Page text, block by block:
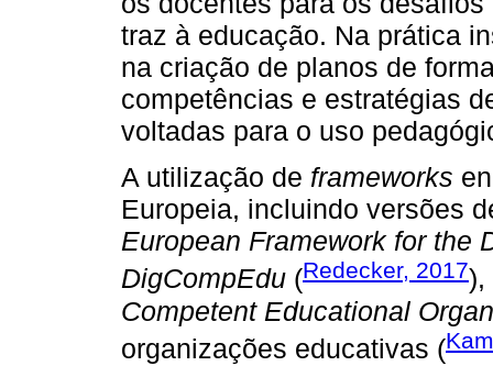
traz à educação. Na prática
na criação de planos de
competências e estratégias
voltadas para o uso
A utilização de frameworks
Europeia, incluindo versões
European Framework for the
DigCompEdu (Redecker, 2017
Competent Educational
organizações educativas (